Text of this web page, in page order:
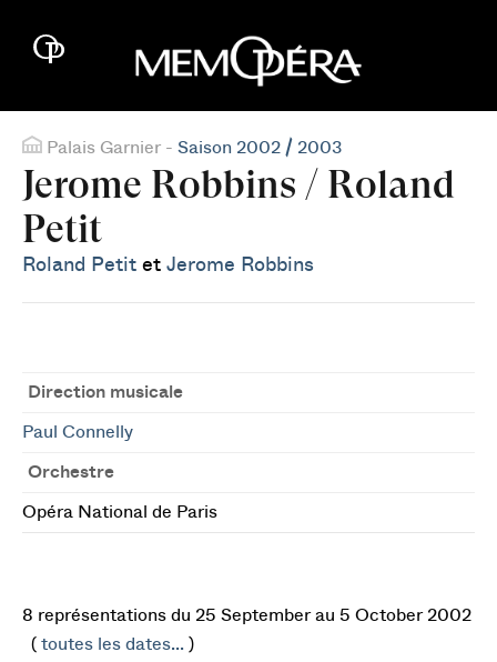
Palais Garnier - Saison 2002 / 2003
Jerome Robbins / Roland
Petit
Roland Petit et Jerome Robbins
Direction musicale
Paul Connelly
Orchestre
Opéra National de Paris
8 représentations du 25 September au 5 October 2002
( toutes les dates... )